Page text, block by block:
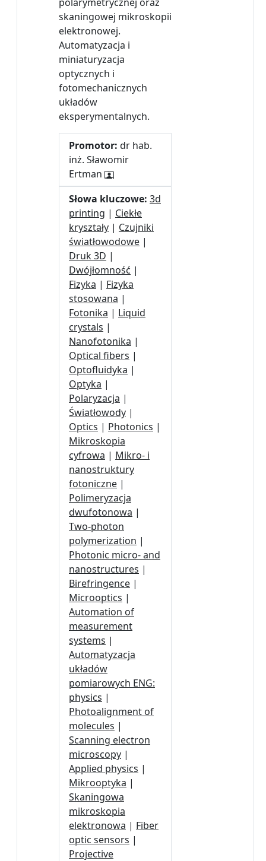
skaningowej mikroskopii
elektronowej.
Automatyzacja i
miniaturyzacja
optycznych i
fotomechanicznych
układów
eksperymentalnych.
Promotor: dr hab.
inż. Sławomir
Ertman
Słowa kluczowe: 3d
printing | Ciekłe
kryształy | Czujniki
światłowodowe |
Druk 3D |
Dwójłomność |
Fizyka | Fizyka
stosowana |
Fotonika | Liquid
crystals |
Nanofotonika |
Optical fibers |
Optofluidyka |
Optyka |
Polaryzacja |
Światłowody |
Optics | Photonics |
Mikroskopia
cyfrowa | Mikro- i
nanostruktury
fotoniczne |
Polimeryzacja
dwufotonowa |
Two-photon
polymerization |
Photonic micro- and
nanostructures |
Birefringence |
Microoptics |
Automation of
measurement
systems |
Automatyzacja
układów
pomiarowych ENG:
physics |
Photoalignment of
molecules |
Scanning electron
microscopy |
Applied physics |
Mikrooptyka |
Skaningowa
mikroskopia
elektronowa | Fiber
optic sensors |
Projective